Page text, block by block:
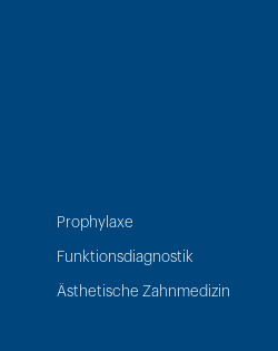
Prophylaxe
Funktionsdiagnostik
Ästhetische Zahnmedizin